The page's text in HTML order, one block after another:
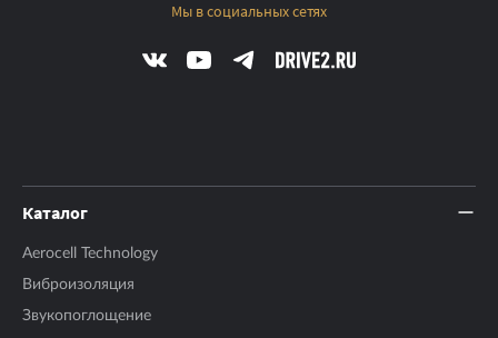
Каталог
Aerocell Technology
Виброизоляция
Звукопоглощение
Мы в социальных сетях